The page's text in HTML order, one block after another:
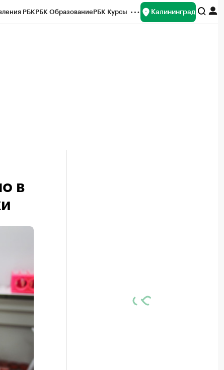
РБКРБК ОбразованиеРБК Курсы Калининград
в